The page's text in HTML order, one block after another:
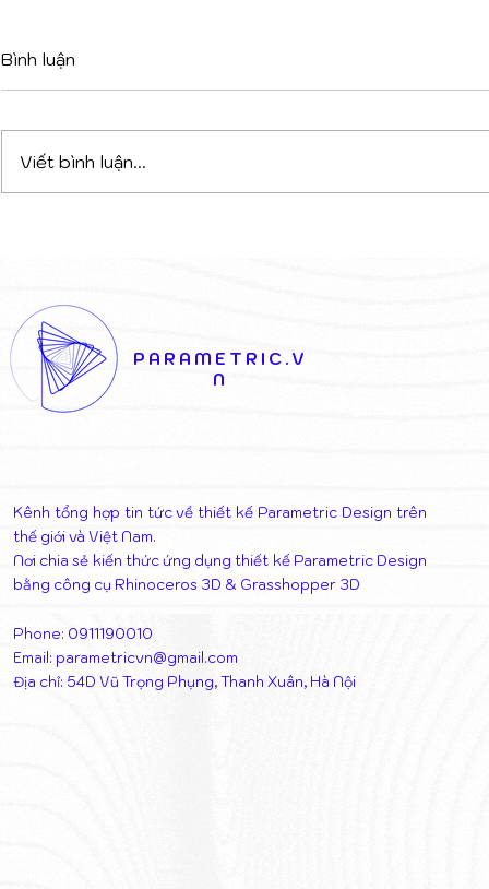
Bình luận
Viết bình luận...
PARAMETRIC.V
N
Kênh tổng hợp tin tức về thiết kế Parametric Design trên
thế giới và Việt Nam.
Nơi chia sẻ kiến thức ứng dụng thiết kế Parametric Design
bằng công cụ Rhinoceros 3D & Grasshopper 3D
Phone: 0911190010
Email: parametricvn@gmail.com
Địa chỉ: 54D Vũ Trọng Phụng, Thanh Xuân, Hà Nội